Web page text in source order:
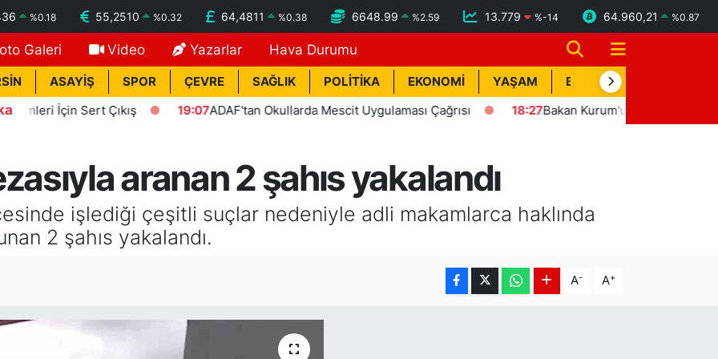
%0.18 55,2510 %0.32 64,4811 %0.38 6648.99 %2.59 13.779 %-14 64.960,21 %0.87
Galeri Video Yazarlar Hava Durumu
ASAYİŞ SPOR ÇEVRE SAĞLIK POLİTİKA EKONOMİ YAŞAM BİK İLAN
İçin Sert Çıkış 19:07ADAF'tan Okullarda Mescit Uygulaması Çağrısı 18:27Bakan Kurum'un katılımıyla
aranan 2 şahıs yakalandı
işlediği çeşitli suçlar nedeniyle adli makamlarca haklında
2 şahıs yakalandı.
A- A+